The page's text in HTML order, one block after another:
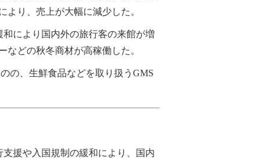
り、売上が大幅に減少した。
により国内外の旅行客の来館が増
どの秋冬商材が高稼働した。
の、生鮮食品などを取り扱うGMS
援や入国規制の緩和により、国内